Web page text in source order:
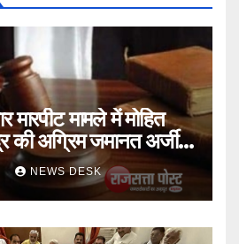
मारपीट मामले में मोहित
की अग्रिम जमानत अर्जी
NEWS DESK